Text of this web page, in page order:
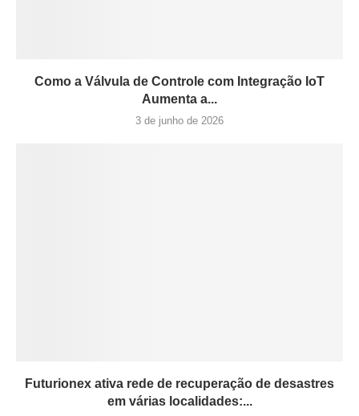
Como a Válvula de Controle com Integração IoT
Aumenta a...
3 de junho de 2026
Futurionex ativa rede de recuperação de desastres
em várias localidades:...